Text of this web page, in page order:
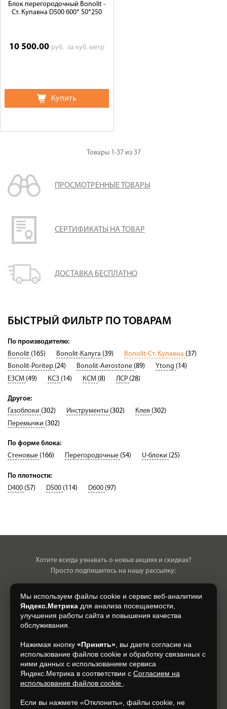
Блок перегородочный Bonolit -
Ст. Купавна D500 600* 50*250
10 500.00 руб.за куб. метр
Купить
Товары 1-37из 37
ПРОСМОТРЕННЫЕ ТОВАРЫ
СЕРТИФИКАТЫ НА ТОВАР
ДОСТАВКА БЕСПЛАТНО
БЫСТРЫЙ ФИЛЬТР ПО ТОВАРАМ
По производителю:
Bonolit (165) Bonolit-Калуга (39) Bonolit-Ст. Купавна (37)
Bonolit-Poritep (24) Bonolit-Aerostone (89) Ytong (14)
ЕЗСМ (49) КСЗ (14) КСМ (8) ЛСР (28)
Другое:
Газоблоки (302) Инструменты (302) Клея (302)
Перемычки (302)
По форме блока:
Стеновые (166) Перегородочные (54) U-блоки (25)
По плотности:
D400 (57) D500 (114) D600 (97)
Хотите всегда узнавать о новых акциях и скидках?
Просто подпишитесь на нашу рассылку:
Нажимая на кнопку, я даю свое согласие на обработку моих
персональных данных, на условиях и для целей, определенных в
Подписаться
+7 (930) 305-85-90
Мы используем файлы cookie и сервис веб-аналитики
Яндекс.Метрика для анализа посещаемости,
улучшения работы сайта и повышения качества
обслуживания.
Нажимая кнопку «Принять» , вы даете согласие на
использование файлов cookie и обработку связанных с
ними данных с использованием сервиса
Яндекс.Метрика в соответствии с Согласием на
использование файлов cookie
Если вы нажмете «Отклонить», файлы cookie, не